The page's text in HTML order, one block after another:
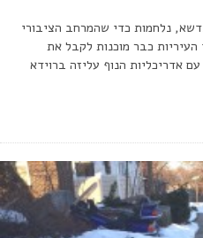
נלחמות כדי שהמרחב הציבורי
העיריות כבר מוכנות לקבל את
אדריכליות הנוף עליזה ברוידא